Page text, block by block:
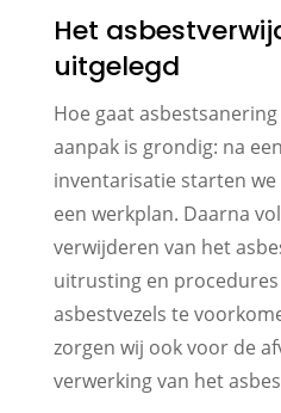
Het
uitgelegd
Hoe gaat asbestsanering
aanpak is grondig: na
inventarisatie starten
een werkplan. Daarna
verwijderen van het
uitrusting en
asbestvezels te
zorgen wij ook voor de
verwerking van het